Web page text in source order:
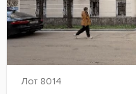
Лот 8014